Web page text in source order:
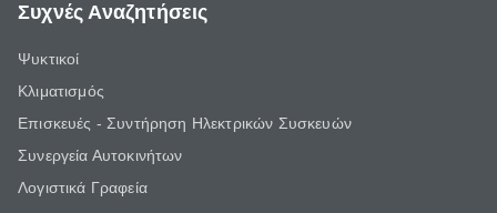
Συχνές Αναζητήσεις
Ψυκτικοί
Κλιματισμός
Επισκευές - Συντήρηση Ηλεκτρικών Συσκευών
Συνεργεία Αυτοκινήτων
Λογιστικά Γραφεία